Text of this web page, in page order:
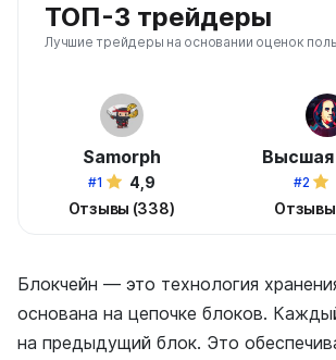
ТОП-3 трейдеры
Лучшие трейдеры на основании оценок
Samorph
#1
4,9
Отзывы (338)
Высшая
#2
Блокчейн — это технология
основана на цепочке блоков.
на предыдущий блок. Это